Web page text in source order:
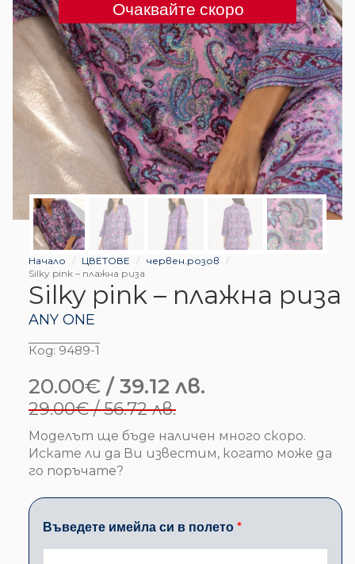
Очаквайте скоро
Начало ЦВЕТОВЕ
червен.розов
Silky pink – плажна риза
Silky pink – плажна риза
ANY ONE
Код: 9489-1
29.00€/ 56.72 лв.
Original
price
was:
29.00€
/
56.72 лв..
20.00€ / 39.12 лв.
Текущата
цена
е:
20.00€
/
39.12 лв..
Моделът ще бъде наличен много скоро.
Искате ли да Ви известим, когато може да
го поръчате?